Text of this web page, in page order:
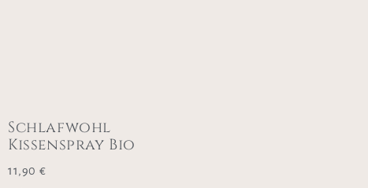
Schlafwohl
Kissenspray Bio
11,90 €